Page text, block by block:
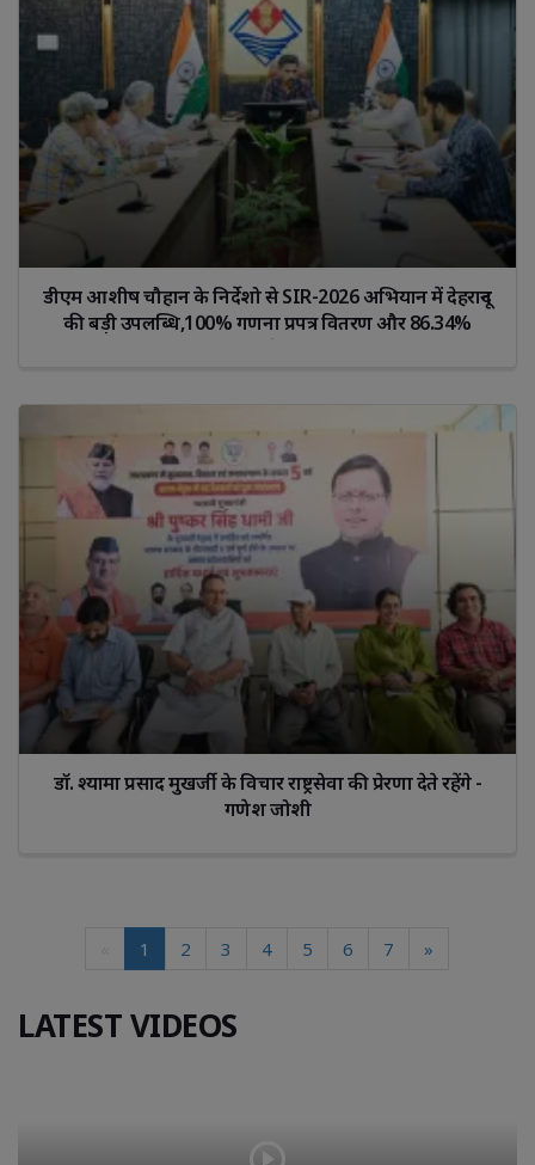
डीएम आशीष चौहान के निर्देशो से SIR-2026 अभियान में देहरादून
की बड़ी उपलब्धि,100% गणना प्रपत्र वितरण और 86.34%
डॉ. श्यामा प्रसाद मुखर्जी के विचार राष्ट्रसेवा की प्रेरणा देते रहेंगे -
गणेश जोशी
1 2 3 4 5 6 7 »
LATEST VIDEOS